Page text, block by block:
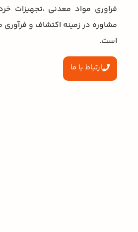
فراوری مواد معدنی ،تجهیزات
است.
ارتباط با ما